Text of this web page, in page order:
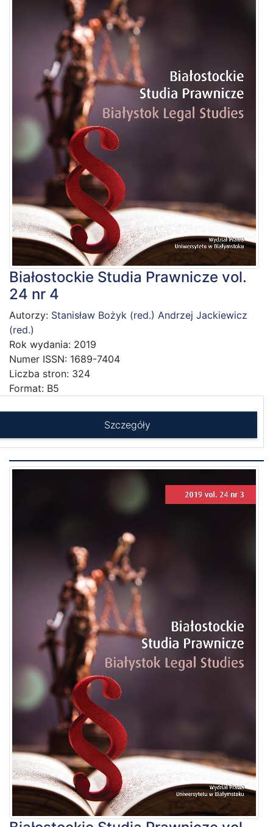
Białostockie Studia Prawnicze vol.
24 nr 4
Autorzy: Stanisław Bożyk (red.) Andrzej Jackiewicz
(red.)
Rok wydania: 2019
Numer ISSN: 1689-7404
Liczba stron: 324
Format: B5
Szczegóły